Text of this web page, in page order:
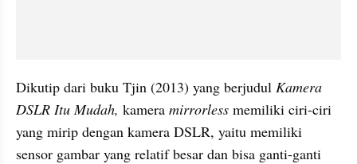
Dikutip dari buku Tjin (2013) yang berjudul Kamera
DSLR Itu Mudah, kamera mirrorless memiliki ciri-ciri
yang mirip dengan kamera DSLR, yaitu memiliki
sensor gambar yang relatif besar dan bisa ganti-ganti